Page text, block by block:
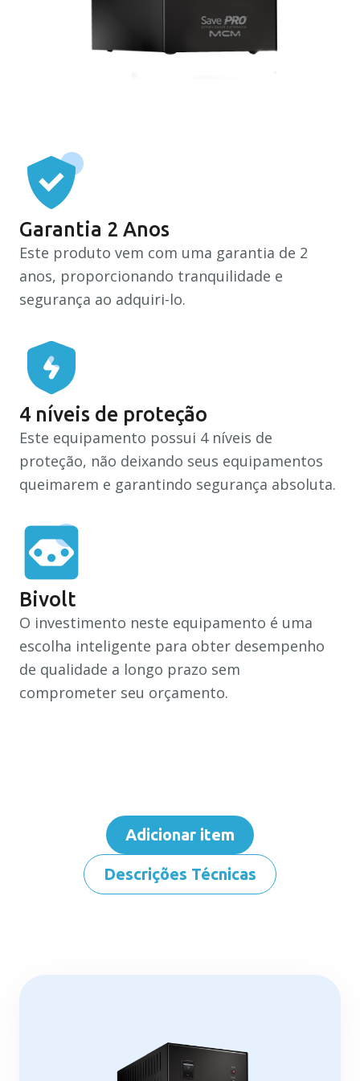
Trabalhe conosco
Seja nosso parceiro
Downloads
Recuperação Judicial
Garantia 2 Anos
Este produto vem com uma garantia de 2
anos, proporcionando tranquilidade e
segurança ao adquiri-lo.
4 níveis de proteção
Este equipamento possui 4 níveis de
proteção, não deixando seus equipamentos
queimarem e garantindo segurança absoluta.
Bivolt
O investimento neste equipamento é uma
escolha inteligente para obter desempenho
de qualidade a longo prazo sem
comprometer seu orçamento.
Adicionar item
Descrições Técnicas